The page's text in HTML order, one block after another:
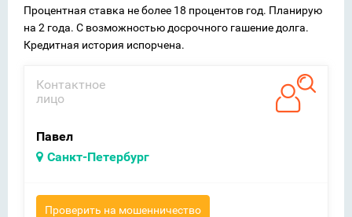
Процентная ставка не более 18 процентов год. Планирую
на 2 года. С возможностью досрочного гашение долга.
Кредитная история испорчена.
Контактное
лицо
Павел
Санкт-Петербург
Проверить на мошенничество